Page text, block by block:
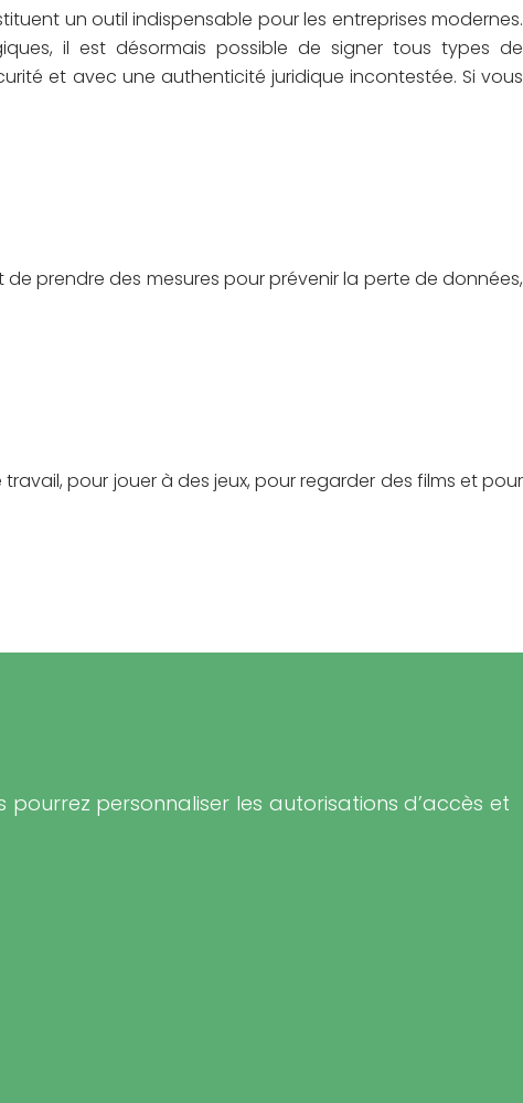
un outil indispensable pour les entreprises modernes.
il est désormais possible de signer tous types de
et avec une authenticité juridique incontestée. Si vous
prendre des mesures pour prévenir la perte de données,
pour jouer à des jeux, pour regarder des films et pour
personnaliser les autorisations d’accès et